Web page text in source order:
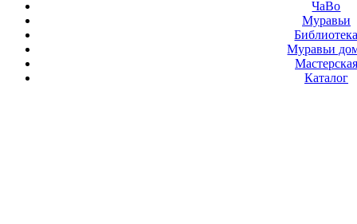
ЧаВо
Муравьи
Муравьи
Мастерская
Каталог